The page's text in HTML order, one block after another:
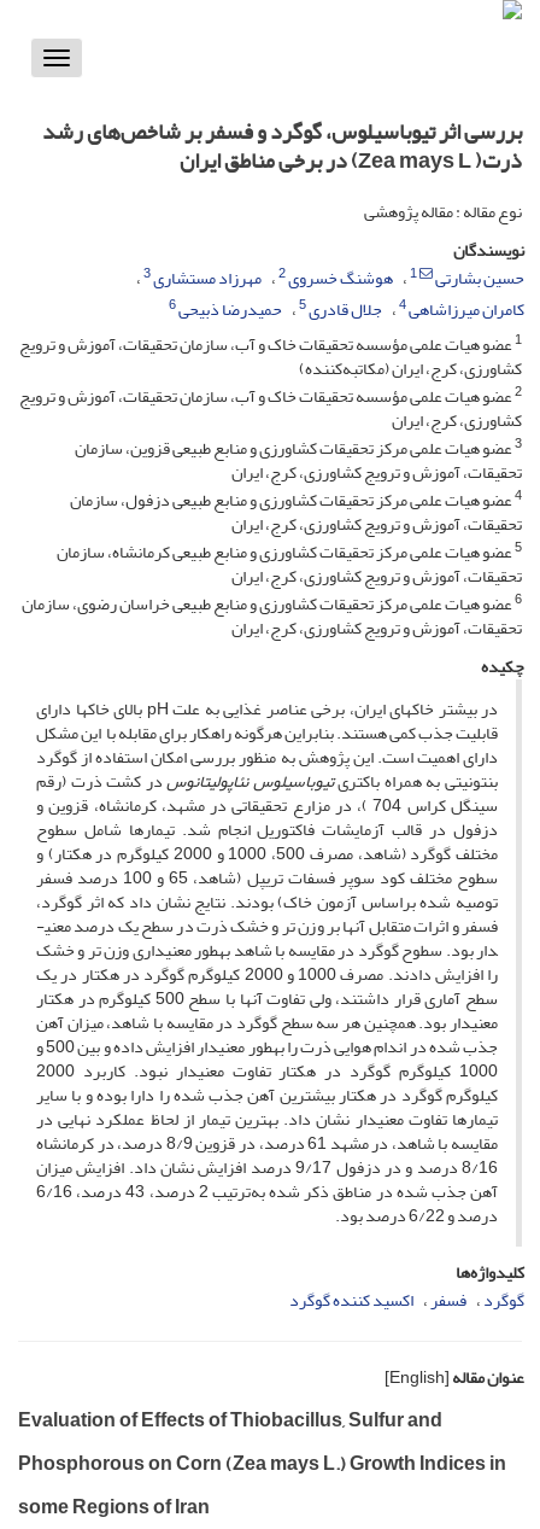
Toggle
بررسی اثر تیوباسیلوس، گوگرد و فسفر بر شاخص‌های رشد
ذرت( Zea mays L) در برخی مناطق ایران
نوع مقاله : مقاله پژوهشی
نویسندگان
حسین بشارتی
1 هوشنگ خسروی2 مهرزاد مستشاری3
کامران میرزاشاهی4 جلال قادری5 حمیدرضا ذبیحی6
1عضو هیات علمی مؤسسه تحقیقات خاک و آب، سازمان تحقیقات، آموزش و ترویج
کشاورزی، کرج، ایران (مکاتبه‌کننده)
2عضو هیات علمی مؤسسه تحقیقات خاک و آب، سازمان تحقیقات، آموزش و ترویج
کشاورزی، کرج، ایران
3عضو هیات علمی مرکز تحقیقات کشاورزی و منابع طبیعی قزوین، سازمان
تحقیقات، آموزش و ترویج کشاورزی، کرج، ایران
4عضو هیات علمی مرکز تحقیقات کشاورزی و منابع طبیعی دزفول، سازمان
تحقیقات، آموزش و ترویج کشاورزی، کرج، ایران
5عضو هیات علمی مرکز تحقیقات کشاورزی و منابع طبیعی کرمانشاه، سازمان
تحقیقات، آموزش و ترویج کشاورزی، کرج، ایران
6عضو هیات علمی مرکز تحقیقات کشاورزی و منابع طبیعی خراسان رضوی، سازمان
تحقیقات، آموزش و ترویج کشاورزی، کرج، ایران
چکیده
در بیشتر خاک­های ایران، برخی عناصر غذایی به علت pH بالای خاکها دارای
قابلیت جذب کمی هستند. بنابراین هرگونه راهکار برای مقابله با این مشکل
دارای اهمیت است. این پژوهش به منظور بررسی امکان استفاده از گوگرد
بنتونیتی به همراه باکتریتیوباسیلوس نئاپولیتانوسدر کشت ذرت (رقم
سینگل کراس 704 )، در مزارع تحقیقاتی در مشهد، کرمانشاه، قزوین و
دزفول در قالب آزمایشات فاکتوریل انجام شد. تیمارها شامل سطوح
مختلف گوگرد (شاهد، مصرف 500، 1000 و 2000 کیلوگرم در هکتار) و
سطوح مختلف کود سوپر فسفات تریپل (شاهد، 65 و 100 درصد فسفر
توصیه شده براساس آزمون خاک) بودند. نتایج نشان داد که اثر گوگرد،
فسفر و اثرات متقابل آنها بر وزن تر و خشک ذرت در سطح یک درصد معنی­
دار بود. سطوح گوگرد در مقایسه با شاهد به­طور معنی­داری وزن تر و خشک
را افزایش دادند. مصرف 1000 و 2000 کیلوگرم گوگرد در هکتار در یک
سطح آماری قرار داشتند، ولی تفاوت آنها با سطح 500 کیلوگرم در هکتار
معنی­دار بود. همچنین هر سه سطح گوگرد در مقایسه با شاهد، میزان آهن
جذب شده در اندام هوایی ذرت را به­طور معنی­دار افزایش داده و بین 500 و
1000 کیلوگرم گوگرد در هکتار تفاوت معنی­دار نبود. کاربرد 2000
کیلوگرم گوگرد در هکتار بیشترین آهن جذب شده را دارا بوده و با سایر
تیمارها تفاوت معنی­دار نشان داد. بهترین تیمار از لحاظ عملکرد نهایی در
مقایسه با شاهد، در مشهد 61 درصد، در قزوین 8/9 درصد، در کرمانشاه
8/16 درصد و در دزفول 9/17 درصد افزایش نشان داد. افزایش میزان
آهن جذب شده در مناطق ذکر شده به‌ترتیب 2 درصد، 43 درصد، 6/16
درصد و 6/22 درصد بود.
کلیدواژه‌ها
گوگرد فسفر اکسید کننده گوگرد
عنوان مقاله[English]
Evaluation of Effects of Thiobacillus, Sulfur and
Phosphorous on Corn (Zea mays L.) Growth Indices in
some Regions of Iran